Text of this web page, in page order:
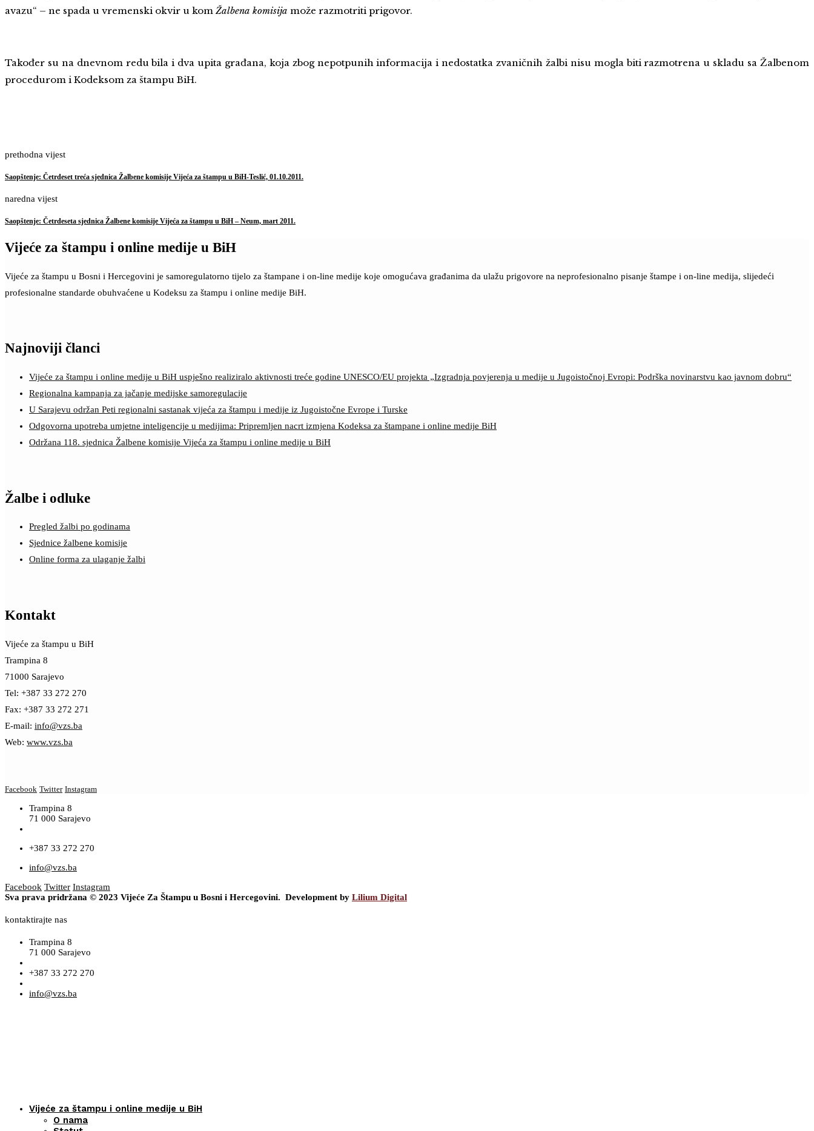
avazu“ – ne spada u vremenski okvir u kom Žalbena komisija može razmotriti prigovor.
Također su na dnevnom redu bila i dva upita građana, koja zbog nepotpunih informacija i nedostatka zvaničnih žalbi nisu mogla biti razmotrena u skladu sa Žalbenom
procedurom i Kodeksom za štampu BiH.
prethodna vijest
Saopštenje: Četrdeset treća sjednica Žalbene komisije Vijeća za štampu u BiH-Teslić, 01.10.2011.
naredna vijest
Saopštenje: Četrdeseta sjednica Žalbene komisije Vijeća za štampu u BiH – Neum, mart 2011.
Vijeće za štampu i online medije u BiH
Vijeće za štampu u Bosni i Hercegovini je samoregulatorno tijelo za štampane i on-line medije koje omogućava građanima da ulažu prigovore na neprofesionalno pisanje štampe i on-line medija, slijedeći
profesionalne standarde obuhvaćene u Kodeksu za štampu i online medije BiH.
Najnoviji članci
Vijeće za štampu i online medije u BiH uspješno realiziralo aktivnosti treće godine UNESCO/EU projekta „Izgradnja povjerenja u medije u Jugoistočnoj Evropi: Podrška novinarstvu kao javnom dobru“
Regionalna kampanja za jačanje medijske samoregulacije
U Sarajevu održan Peti regionalni sastanak vijeća za štampu i medije iz Jugoistočne Evrope i Turske
Odgovorna upotreba umjetne inteligencije u medijima: Pripremljen nacrt izmjena Kodeksa za štampane i online medije BiH
Održana 118. sjednica Žalbene komisije Vijeća za štampu i online medije u BiH
Žalbe i odluke
Pregled žalbi po godinama
Sjednice žalbene komisije
Online forma za ulaganje žalbi
Kontakt
Vijeće za štampu u BiH
Trampina 8
71000 Sarajevo
Tel: +387 33 272 270
Fax: +387 33 272 271
E-mail: info@vzs.ba
Web: www.vzs.ba
Facebook Twitter Instagram
Trampina 8
71 000 Sarajevo
+387 33 272 270
info@vzs.ba
Facebook Twitter Instagram
Sva prava pridržana © 2023 Vijeće Za Štampu u Bosni i Hercegovini. Development by Lilium Digital
kontaktirajte nas
Trampina 8
71 000 Sarajevo
+387 33 272 270
info@vzs.ba
Vijeće za štampu i online medije u BiH
O nama